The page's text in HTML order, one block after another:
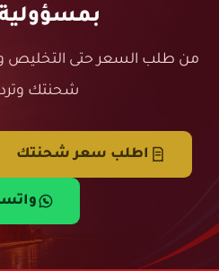
من طلب السعر حتى التخليص
شحنتك
اطلب سعر شحنتك